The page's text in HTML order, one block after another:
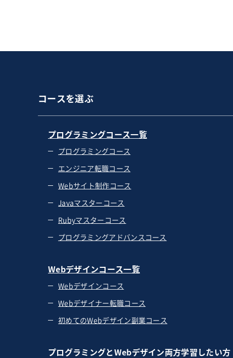
コースを選ぶ
プログラミングコース一覧
プログラミングコース
エンジニア転職コース
Webサイト制作コース
Javaマスターコース
Rubyマスターコース
プログラミングアドバンスコース
Webデザインコース一覧
Webデザインコース
Webデザイナー転職コース
初めてのWebデザイン副業コース
プログラミングとWebデザイン両方学習したい方